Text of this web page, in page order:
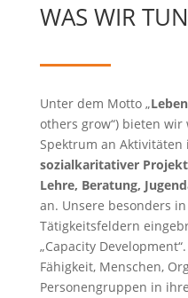
WAS WIR TUN
Unter dem Motto „
others grow“) bieten
Spektrum an Aktivitäten
sozialkaritativer
Lehre, Beratung,
an. Unsere besonders
Tätigkeitsfeldern
„Capacity
Fähigkeit, Menschen,
Personengruppen in